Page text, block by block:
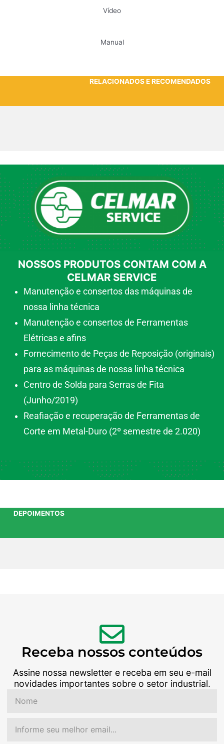
Vídeo
Manual
RELACIONADOS E RECOMENDADOS
NOSSOS PRODUTOS CONTAM COM A
CELMAR SERVICE
Manutenção e consertos das máquinas de
nossa linha técnica
Manutenção e consertos de Ferramentas
Elétricas e afins
Fornecimento de Peças de Reposição (originais)
para as máquinas de nossa linha técnica
Centro de Solda para Serras de Fita
(Junho/2019)
Reafiação e recuperação de Ferramentas de
Corte em Metal-Duro (2º semestre de 2.020)
DEPOIMENTOS
Receba nossos conteúdos
Assine nossa newsletter e receba em seu e-mail
novidades importantes sobre o setor industrial.